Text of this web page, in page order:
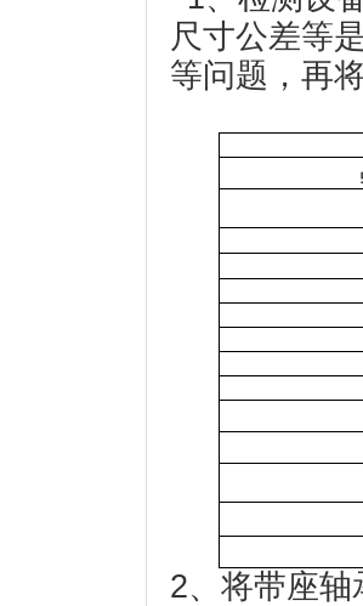
尺寸公差等
等问题，再
2、将带座